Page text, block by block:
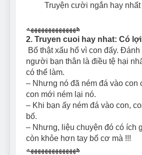
Truyện cười ngắn hay
ههههههههههههههه
2. Truyen cuoi hay nhat: Có
Bố thật xấu hổ vì con đấy.
người bạn thân là điều tệ hại
có thể làm.
– Nhưng nó đã ném đá vào con
con mới ném lại nó.
– Khi bạn ấy ném đá vào con,
bố.
– Nhưng, liệu chuyện đó có ích
còn khỏe hơn tay bố cơ mà !!!
ههههههههههههههه